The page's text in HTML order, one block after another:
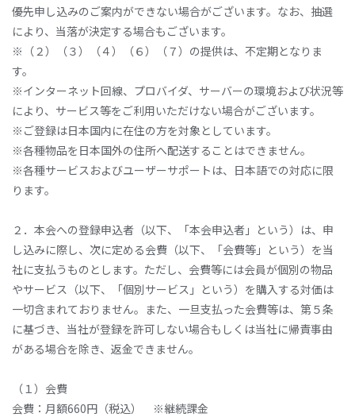
優先申し込みのご案内ができない場合がございます。なお、抽選
により、当落が決定する場合もございます。
※（２）（３）（４）（６）（７）の提供は、不定期となりま
す。
※インターネット回線、プロバイダ、サーバーの環境および状況等
により、サービス等をご利用いただけない場合がございます。
※ご登録は日本国内に在住の方を対象としています。
※各種物品を日本国外の住所へ配送することはできません。
※各種サービスおよびユーザーサポートは、日本語での対応に限
ります。
２．本会への登録申込者（以下、「本会申込者」という）は、申
し込みに際し、次に定める会費（以下、「会費等」という）を当
社に支払うものとします。ただし、会費等には会員が個別の物品
やサービス（以下、「個別サービス」という）を購入する対価は
一切含まれておりません。また、一旦支払った会費等は、第５条
に基づき、当社が登録を許可しない場合もしくは当社に帰責事由
がある場合を除き、返金できません。
（１）会費
会費：月額660円（税込） ※継続課金